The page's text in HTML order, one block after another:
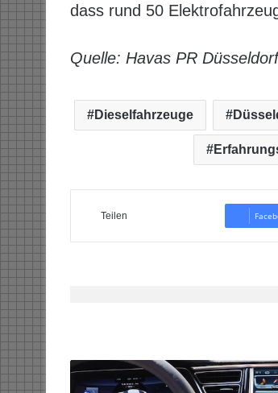
dass rund 50
Quelle: Havas PR
Dieselfahrzeuge
Teilen
d